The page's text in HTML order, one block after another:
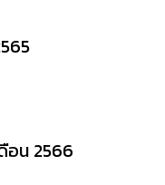
อน 2566